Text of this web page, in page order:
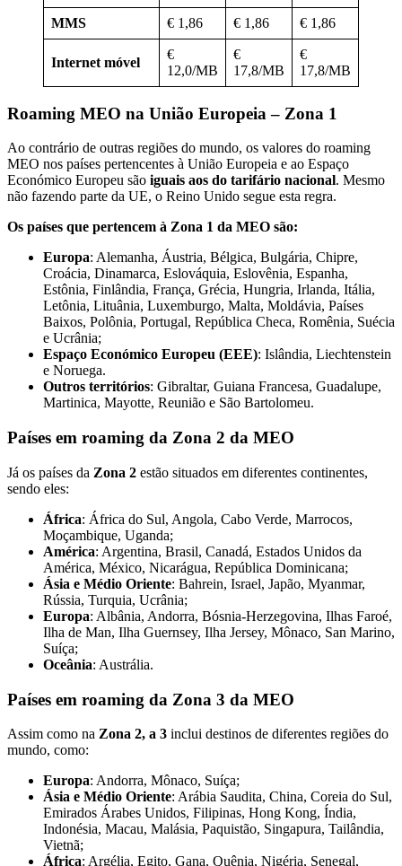
MMS € 1,86 € 1,86 € 1,86
Internet móvel
€
12,0/MB
€
17,8/MB
€
17,8/MB
Roaming MEO na União Europeia – Zona 1
Ao contrário de outras regiões do mundo, os valores do roaming
MEO nos países pertencentes à União Europeia e ao Espaço
Económico Europeu são iguais aos do tarifário nacional. Mesmo
não fazendo parte da UE, o Reino Unido segue esta regra.
Os países que pertencem à Zona 1 da MEO são:
Europa: Alemanha, Áustria, Bélgica, Bulgária, Chipre,
Croácia, Dinamarca, Eslováquia, Eslovênia, Espanha,
Estônia, Finlândia, França, Grécia, Hungria, Irlanda, Itália,
Letônia, Lituânia, Luxemburgo, Malta, Moldávia, Países
Baixos, Polônia, Portugal, República Checa, Romênia, Suécia
e Ucrânia;
Espaço Económico Europeu (EEE): Islândia, Liechtenstein
e Noruega.
Outros territórios: Gibraltar, Guiana Francesa, Guadalupe,
Martinica, Mayotte, Reunião e São Bartolomeu.
Países em roaming da Zona 2 da MEO
Já os países da Zona 2 estão situados em diferentes continentes,
sendo eles:
África: África do Sul, Angola, Cabo Verde, Marrocos,
Moçambique, Uganda;
América: Argentina, Brasil, Canadá, Estados Unidos da
América, México, Nicarágua, República Dominicana;
Ásia e Médio Oriente: Bahrein, Israel, Japão, Myanmar,
Rússia, Turquia, Ucrânia;
Europa: Albânia, Andorra, Bósnia-Herzegovina, Ilhas Faroé,
Ilha de Man, Ilha Guernsey, Ilha Jersey, Mônaco, San Marino,
Suíça;
Oceânia: Austrália.
Países em roaming da Zona 3 da MEO
Assim como na Zona 2, a 3 inclui destinos de diferentes regiões do
mundo, como:
Europa: Andorra, Mônaco, Suíça;
Ásia e Médio Oriente: Arábia Saudita, China, Coreia do Sul,
Emirados Árabes Unidos, Filipinas, Hong Kong, Índia,
Indonésia, Macau, Malásia, Paquistão, Singapura, Tailândia,
Vietnã;
África: Argélia, Egito, Gana, Quênia, Nigéria, Senegal,